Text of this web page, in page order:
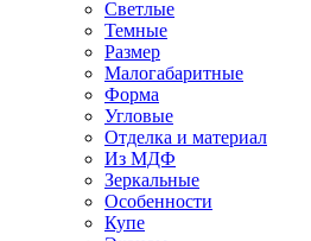
Светлые
Темные
Размер
Малогабаритные
Форма
Угловые
Отделка и материал
Из МДФ
Зеркальные
Особенности
Купе